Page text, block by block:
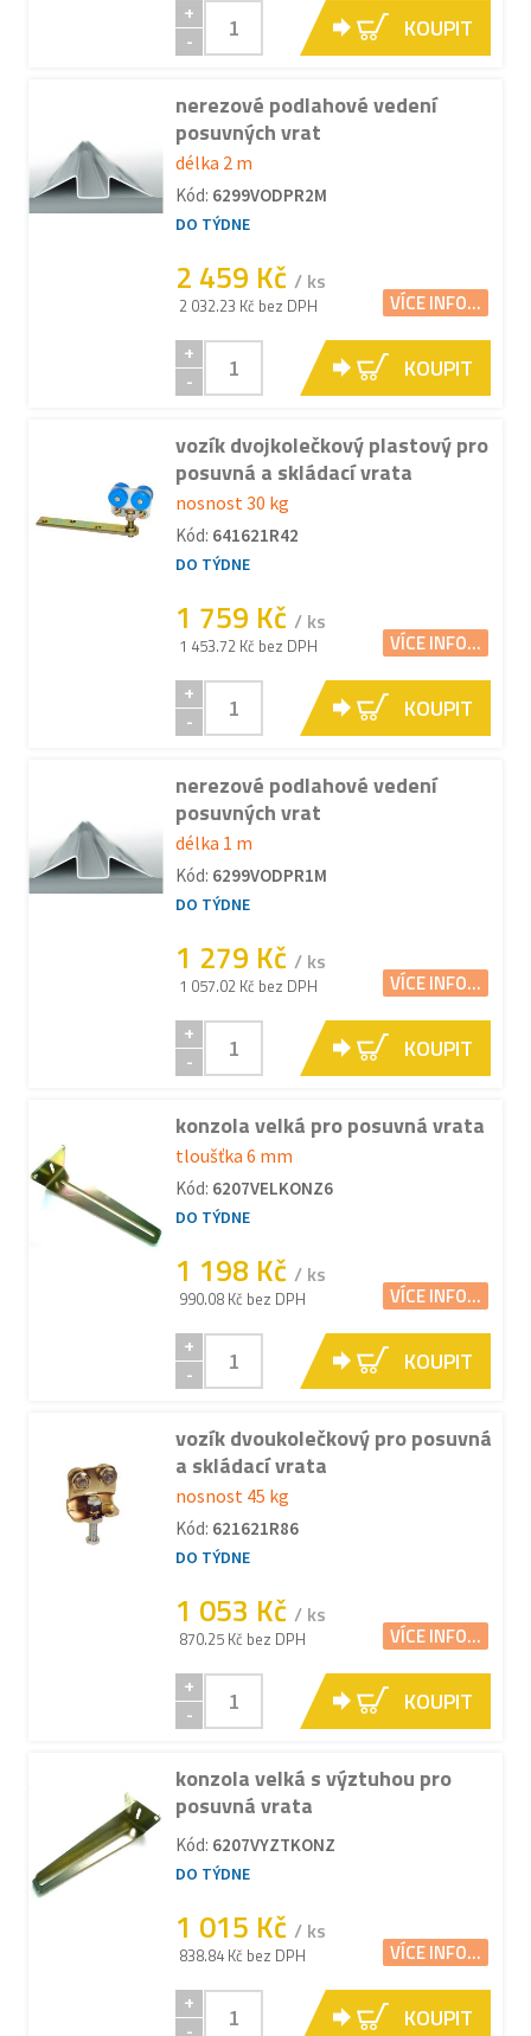
+
-
KOUPIT
nerezové podlahové vedení
posuvných vrat
délka 2 m
Kód: 6299VODPR2M
DO TÝDNE
2 459 Kč / ks
2 032.23 Kč bez DPH VÍCE INFO...
+
-
KOUPIT
vozík dvojkolečkový plastový pro
posuvná a skládací vrata
nosnost 30 kg
Kód: 641621R42
DO TÝDNE
1 759 Kč / ks
1 453.72 Kč bez DPH VÍCE INFO...
+
-
KOUPIT
nerezové podlahové vedení
posuvných vrat
délka 1 m
Kód: 6299VODPR1M
DO TÝDNE
1 279 Kč / ks
1 057.02 Kč bez DPH VÍCE INFO...
+
-
KOUPIT
konzola velká pro posuvná vrata
tloušťka 6 mm
Kód: 6207VELKONZ6
DO TÝDNE
1 198 Kč / ks
990.08 Kč bez DPH VÍCE INFO...
+
-
KOUPIT
vozík dvoukolečkový pro posuvná
a skládací vrata
nosnost 45 kg
Kód: 621621R86
DO TÝDNE
1 053 Kč / ks
870.25 Kč bez DPH VÍCE INFO...
+
-
KOUPIT
konzola velká s výztuhou pro
posuvná vrata
Kód: 6207VYZTKONZ
DO TÝDNE
1 015 Kč / ks
838.84 Kč bez DPH VÍCE INFO...
+
-
KOUPIT